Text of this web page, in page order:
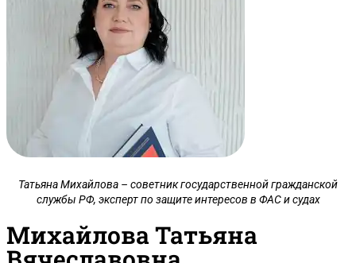
Татьяна Михайлова – советник государственной гражданской
службы РФ, эксперт по защите интересов в ФАС и судах
Михайлова Татьяна